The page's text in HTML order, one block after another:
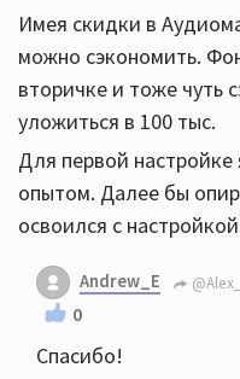
Имея скидки в
можно сэкономить.
вторичке и тоже чуть
уложиться в 100 тыс.
Для первой настройке
опытом. Далее бы
освоился с
Andrew_E
0
Спасибо!